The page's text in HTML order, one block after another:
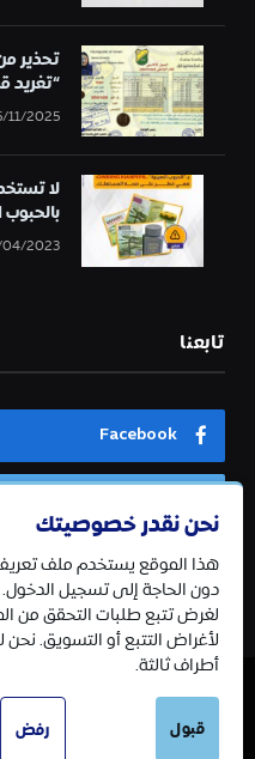
تحذير
“تغريد
11/2025
لا
بالحبوب
2023
تابعنا
Facebook
Telegram
نحن نقدر خصوصيتك
هذا الموقع يستخدم ملف
دون الحاجة إلى تسجيل
لغرض تتبع طلبات التحقق من
لأغراض التتبع أو التسويق.
أطراف ثالثة.
قبول رفض